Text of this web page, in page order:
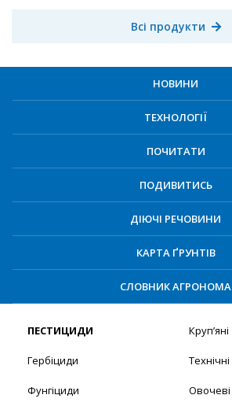
Всі продукти
НОВИНИ
ТЕХНОЛОГІЇ
ПОЧИТАТИ
ПОДИВИТИСЬ
ДІЮЧІ РЕЧОВИНИ
КАРТА ҐРУНТІВ
СЛОВНИК АГРОНОМА
ПЕСТИЦИДИ
Гербіциди
Фунгіциди
Круп’яні
Технічні
Овочеві